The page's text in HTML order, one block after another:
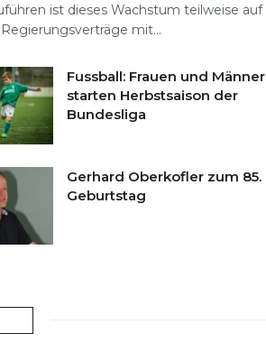
ist dieses Wachstum teilweise auf
mit...
Fussball: Frauen und Männer
starten Herbstsaison der
Bundesliga
Gerhard Oberkofler zum 85.
Geburtstag